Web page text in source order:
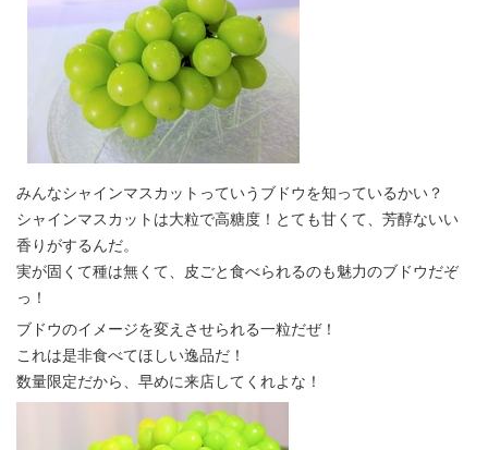
みんなシャインマスカットっていうブドウを知っているかい？
シャインマスカットは大粒で高糖度！とても甘くて、芳醇ないい
香りがするんだ。
実が固くて種は無くて、皮ごと食べられるのも魅力のブドウだぞ
っ！
ブドウのイメージを変えさせられる一粒だぜ！
これは是非食べてほしい逸品だ！
数量限定だから、早めに来店してくれよな！